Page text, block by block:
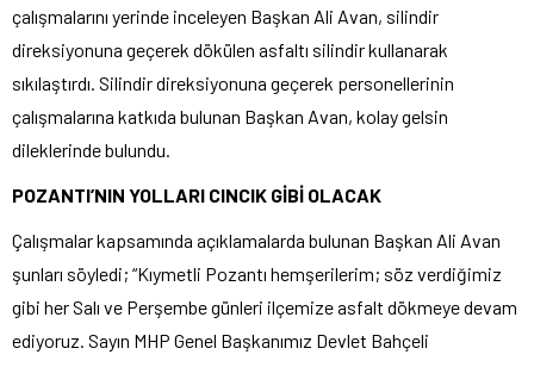
çalışmalarını yerinde inceleyen Başkan Ali Avan, silindir
direksiyonuna geçerek dökülen asfaltı silindir kullanarak
sıkılaştırdı. Silindir direksiyonuna geçerek personellerinin
çalışmalarına katkıda bulunan Başkan Avan, kolay gelsin
dileklerinde bulundu.
POZANTI’NIN YOLLARI CINCIK GİBİ OLACAK
Çalışmalar kapsamında açıklamalarda bulunan Başkan Ali Avan
şunları söyledi; “Kıymetli Pozantı hemşerilerim; söz verdiğimiz
gibi her Salı ve Perşembe günleri ilçemize asfalt dökmeye devam
ediyoruz. Sayın MHP Genel Başkanımız Devlet Bahçeli